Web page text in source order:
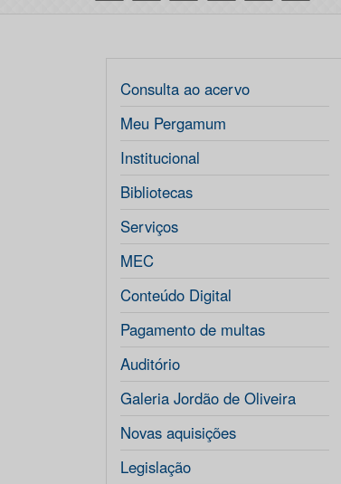
Consulta ao acervo
Meu Pergamum
Institucional
Bibliotecas
Serviços
MEC
Conteúdo Digital
Pagamento de multas
Auditório
Galeria Jordão de Oliveira
Novas aquisições
Legislação